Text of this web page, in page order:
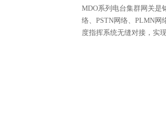
MDO系列电台集群网关是
络、PSTN网络、PLMN网
度指挥系统无缝对接，实